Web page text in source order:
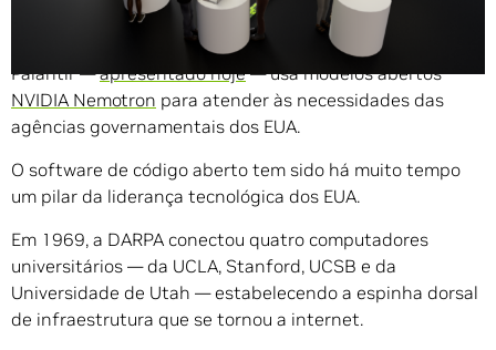
Evidenciando a importância da inovação de código
aberto na IA americana, o novo mecanismo inteligente da
Palantir —apresentado hoje— usa modelos abertos
NVIDIA Nemotron para atender às necessidades das
agências governamentais dos EUA.
O software de código aberto tem sido há muito tempo
um pilar da liderança tecnológica dos EUA.
Em 1969, a DARPA conectou quatro computadores
universitários — da UCLA, Stanford, UCSB e da
Universidade de Utah — estabelecendo a espinha dorsal
de infraestrutura que se tornou a internet.